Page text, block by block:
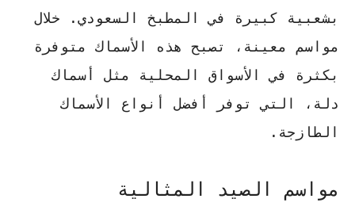
بشعبية كبيرة في المطبخ السعودي. خلال
مواسم معينة، تصبح هذه الأسماك متوفرة
بكثرة في الأسواق المحلية مثل
أسماك
دلة ، التي توفر أفضل أنواع الأسماك
الطازجة.
مواسم الصيد المثالية